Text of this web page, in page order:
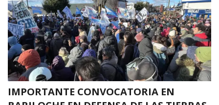
IMPORTANTE CONVOCATORIA EN